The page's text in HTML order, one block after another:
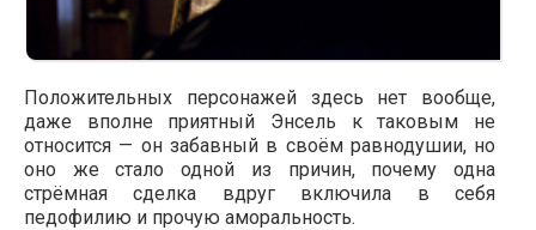
Положительных персонажей здесь нет вообще,
даже вполне приятный Энсель к таковым не
относится — он забавный в своём равнодушии, но
оно же стало одной из причин, почему одна
стрёмная сделка вдруг включила в себя
педофилию и прочую аморальность.